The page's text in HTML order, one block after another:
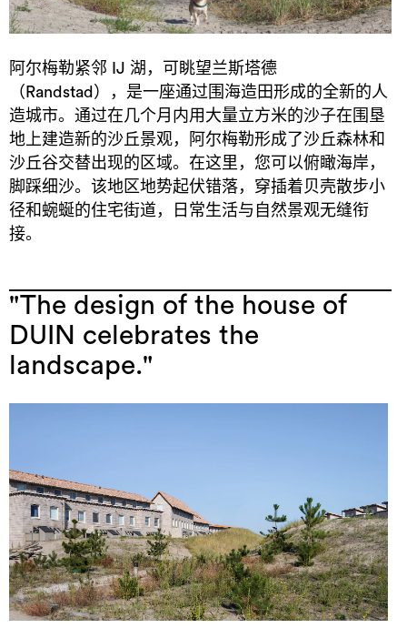
阿尔梅勒紧邻 IJ 湖，可眺望兰斯塔德
（Randstad），是一座通过围海造田形成的全新的人
造城市。通过在几个月内用大量立方米的沙子在围垦
地上建造新的沙丘景观，阿尔梅勒形成了沙丘森林和
沙丘谷交替出现的区域。在这里，您可以俯瞰海岸，
脚踩细沙。该地区地势起伏错落，穿插着贝壳散步小
径和蜿蜒的住宅街道，日常生活与自然景观无缝衔
接。
"The design of the house of
DUIN celebrates the
landscape."